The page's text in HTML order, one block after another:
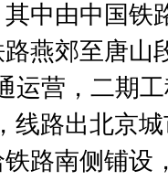
中由中国铁
燕郊至唐山
运营，二期
线路出北京
路南侧铺设